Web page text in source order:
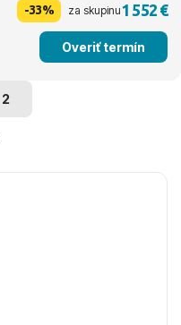
-33% za skupinu1 552 €
Overiť termín
2